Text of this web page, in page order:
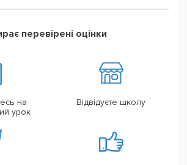
перевірені оцінки
на
урок
Відвідуєте школу